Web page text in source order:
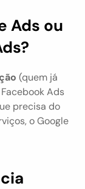
Ads ou
(quem já
Ads
precisa do
o Google